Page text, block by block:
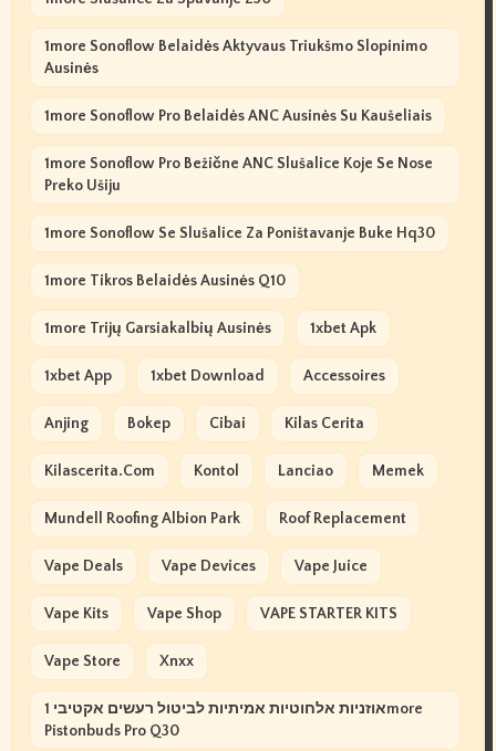
1more Sonoflow Belaidės Aktyvaus Triukšmo Slopinimo
Ausinės
1more Sonoflow Pro Belaidės ANC Ausinės Su Kaušeliais
1more Sonoflow Pro Bežične ANC Slušalice Koje Se Nose
Preko Ušiju
1more Sonoflow Se Slušalice Za Poništavanje Buke Hq30
1more Tikros Belaidės Ausinės Q10
1more Trijų Garsiakalbių Ausinės 1xbet Apk
1xbet App 1xbet Download Accessoires
Anjing Bokep Cibai Kilas Cerita
Kilascerita.com Kontol Lanciao Memek
Mundell Roofing Albion Park Roof Replacement
Vape Deals Vape Devices Vape Juice
Vape Kits Vape Shop VAPE STARTER KITS
Vape Store Xnxx
אוזניות אלחוטיות אמיתיות לביטול רעשים אקטיבי 1more
Pistonbuds Pro Q30